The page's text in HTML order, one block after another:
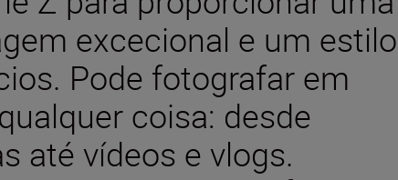
excecional e um estilo
Pode fotografar em
coisa: desde
até vídeos e vlogs.